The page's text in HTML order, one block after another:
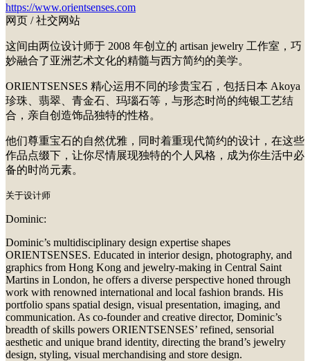
https://www.orientsenses.com
网页 / 社交网站
这间由两位设计师于 2008 年创立的 artisan jewelry 工作室，巧
妙融合了亚洲艺术文化的精髓与西方简约的美学。
ORIENTSENSES 精心运用不同的珍贵宝石，包括日本 Akoya
珍珠、翡翠、青金石、玛瑙石等，与形态时尚的纯银工艺结
合，亲自创造饰品独特的性格。
他们尊重宝石的自然优雅，同时着重现代简约的设计，在这些
作品点缀下，让你尽情展现独特的个人风格，成为你生活中必
备的时尚元素。
关于设计师
Dominic:
Dominic’s multidisciplinary design expertise shapes
ORIENTSENSES. Educated in interior design, photography, and
graphics from Hong Kong and jewelry-making in Central Saint
Martins in London, he offers a diverse perspective honed through
work with renowned international and local fashion brands. His
portfolio spans spatial design, visual presentation, imaging, and
communication. As co-founder and creative director, Dominic’s
breadth of skills powers ORIENTSENSES’ refined, sensorial
aesthetic and unique brand identity, directing the brand’s jewelry
design, styling, visual merchandising and store design.